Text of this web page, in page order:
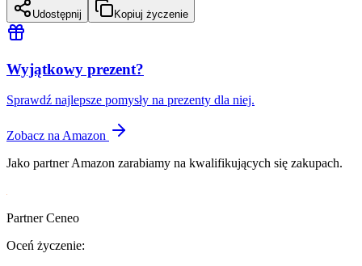
Udostępnij Kopiuj życzenie
Wyjątkowy prezent?
Sprawdź najlepsze pomysły na prezenty dla niej.
Zobacz na Amazon
Jako partner Amazon zarabiamy na kwalifikujących się zakupach.
Partner Ceneo
Oceń życzenie: